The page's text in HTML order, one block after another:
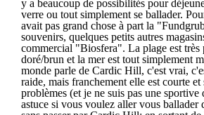
y a beaucoup de possibilités pour
verre ou tout simplement se ballader.
avait pas grand chose à part la
souvenirs, quelques petits autres
commercial "Biosfera". La plage est très
doré/brun et la mer est tout simplement
monde parle de Cardic Hill, c'est vrai,
raide, mais franchement elle est courte et
problèmes (et je ne suis pas une
astuce si vous voulez aller vous